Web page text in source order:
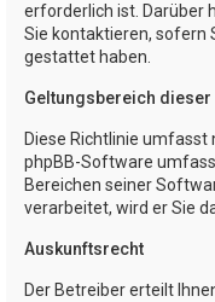
erforderlich ist. Darüber
Sie kontaktieren, sofern
gestattet haben.
Geltungsbereich
Diese Richtlinie umfasst
phpBB-Software
Bereichen seiner
verarbeitet, wird er Sie
Auskunftsrecht
Der Betreiber erteilt